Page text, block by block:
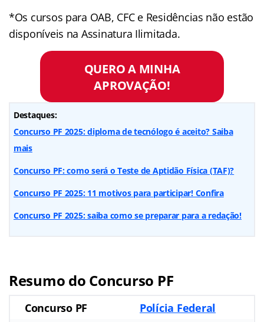
*Os cursos para OAB, CFC e Residências não estão
disponíveis na Assinatura Ilimitada.
QUERO A MINHA
APROVAÇÃO!
Destaques:
Concurso PF 2025: diploma de tecnólogo é aceito? Saiba
mais
Concurso PF: como será o Teste de Aptidão Física (TAF)?
Concurso PF 2025: 11 motivos para participar! Confira
Concurso PF 2025: saiba como se preparar para a redação!
Resumo do Concurso PF
Concurso PF Polícia Federal